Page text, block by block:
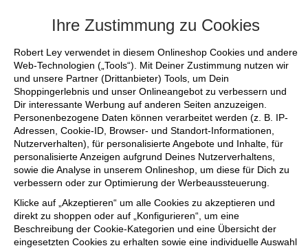
Ihre Zustimmung zu Cookies
Robert Ley verwendet in diesem Onlineshop Cookies und andere
Web-Technologien („Tools“). Mit Deiner Zustimmung nutzen wir
und unsere Partner (Drittanbieter) Tools, um Dein
Shoppingerlebnis und unser Onlineangebot zu verbessern und
Dir interessante Werbung auf anderen Seiten anzuzeigen.
Personenbezogene Daten können verarbeitet werden (z. B. IP-
Adressen, Cookie-ID, Browser- und Standort-Informationen,
Nutzerverhalten), für personalisierte Angebote und Inhalte, für
personalisierte Anzeigen aufgrund Deines Nutzerverhaltens,
sowie die Analyse in unserem Onlineshop, um diese für Dich zu
verbessern oder zur Optimierung der Werbeaussteuerung.
Klicke auf „Akzeptieren“ um alle Cookies zu akzeptieren und
direkt zu shoppen oder auf „Konfigurieren“, um eine
Beschreibung der Cookie-Kategorien und eine Übersicht der
eingesetzten Cookies zu erhalten sowie eine individuelle Auswahl